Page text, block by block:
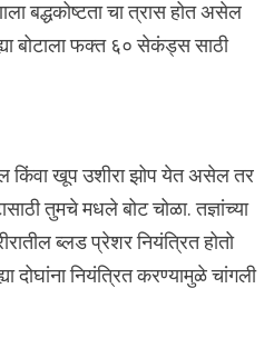
बद्धकोष्टता चा त्रास होत असेल
बोटाला फक्त ६० सेकंड्स साठी
किंवा खूप उशीरा झोप येत असेल तर
तुमचे मधले बोट चोळा. तज्ञांच्या
ब्लड प्रेशर नियंत्रित होतो
दोघांना नियंत्रित करण्यामुळे चांगली